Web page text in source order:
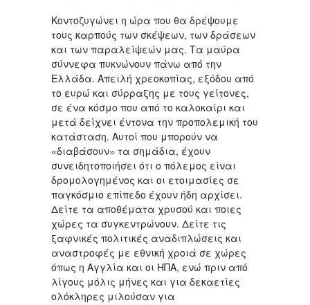
Κοντοζυγώνει η ώρα που θα δρέψουμε
τους καρπούς των σκέψεων, των δράσεων
και των παραλείψεών μας. Τα μαύρα
σύννεφα πυκνώνουν πάνω από την
Ελλάδα. Απειλή χρεοκοπίας, εξόδου από
το ευρώ και σύρραξης με τους γείτονες,
σε ένα κόσμο που από το καλοκαίρι και
μετά δείχνει έντονα την προπολεμική του
κατάσταση. Αυτοί που μπορούν να
«διαβάσουν» τα σημάδια, έχουν
συνειδητοποιήσει ότι ο πόλεμος είναι
δρομολογημένος και οι ετοιμασίες σε
παγκόσμιο επίπεδο έχουν ήδη αρχίσει.
Δείτε τα αποθέματα χρυσού και ποιες
χώρες τα συγκεντρώνουν. Δείτε τις
ξαφνικές πολιτικές αναδιπλώσεις και
αναστροφές με εθνική χροιά σε χώρες
όπως η Αγγλία και οι ΗΠΑ, ενώ πριν από
λίγους μόλις μήνες και για δεκαετίες
ολόκληρες μιλούσαν για